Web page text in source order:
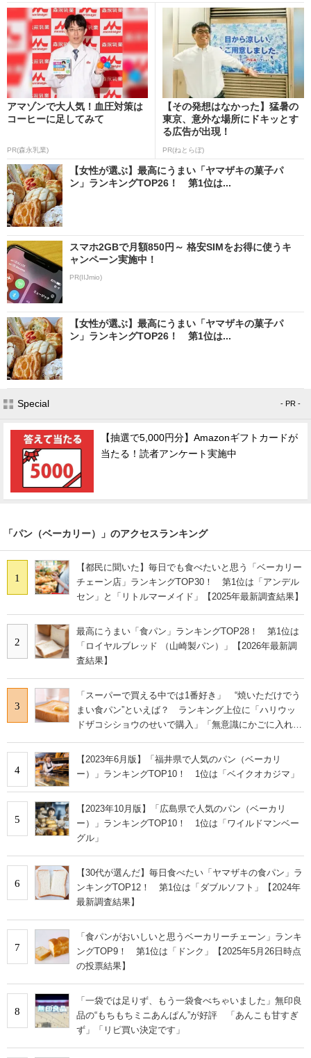
アマゾンで大人気！血圧対策は
コーヒーに足してみて
PR(森永乳業)
【その発想はなかった】猛暑の
東京、意外な場所にドキッとす
る広告が出現！
PR(ねとらぼ)
【女性が選ぶ】最高にうまい「ヤマザキの菓子パ
ン」ランキングTOP26！ 第1位は...
スマホ2GBで月額850円～ 格安SIMをお得に使うキ
ャンペーン実施中！
PR(IIJmio)
【女性が選ぶ】最高にうまい「ヤマザキの菓子パ
ン」ランキングTOP26！ 第1位は...
Special - PR -
【抽選で5,000円分】Amazonギフトカードが
当たる！読者アンケート実施中
「パン（ベーカリー）」のアクセスランキング
1
【都民に聞いた】毎日でも食べたいと思う「ベーカリー
チェーン店」ランキングTOP30！ 第1位は「アンデル
セン」と「リトルマーメイド」【2025年最新調査結果】
2
最高にうまい「食パン」ランキングTOP28！ 第1位は
「ロイヤルブレッド （山崎製パン）」【2026年最新調
査結果】
3
「スーパーで買える中では1番好き」 “焼いただけでう
まい食パン”といえば？ ランキング上位に「ハリウッ
ドザコシショウのせいで購入」「無意識にかごに入れて
4
【2023年6月版】「福井県で人気のパン（ベーカリ
ー）」ランキングTOP10！ 1位は「ベイクオカジマ」
5
【2023年10月版】「広島県で人気のパン（ベーカリ
ー）」ランキングTOP10！ 1位は「ワイルドマンベー
グル」
6
【30代が選んだ】毎日食べたい「ヤマザキの食パン」ラ
ンキングTOP12！ 第1位は「ダブルソフト」【2024年
最新調査結果】
7
「食パンがおいしいと思うベーカリーチェーン」ランキ
ングTOP9！ 第1位は「ドンク」【2025年5月26日時点
の投票結果】
8
「一袋では足りず、もう一袋食べちゃいました」無印良
品の“もちもちミニあんぱん”が好評 「あんこも甘すぎ
ず」「リピ買い決定です」